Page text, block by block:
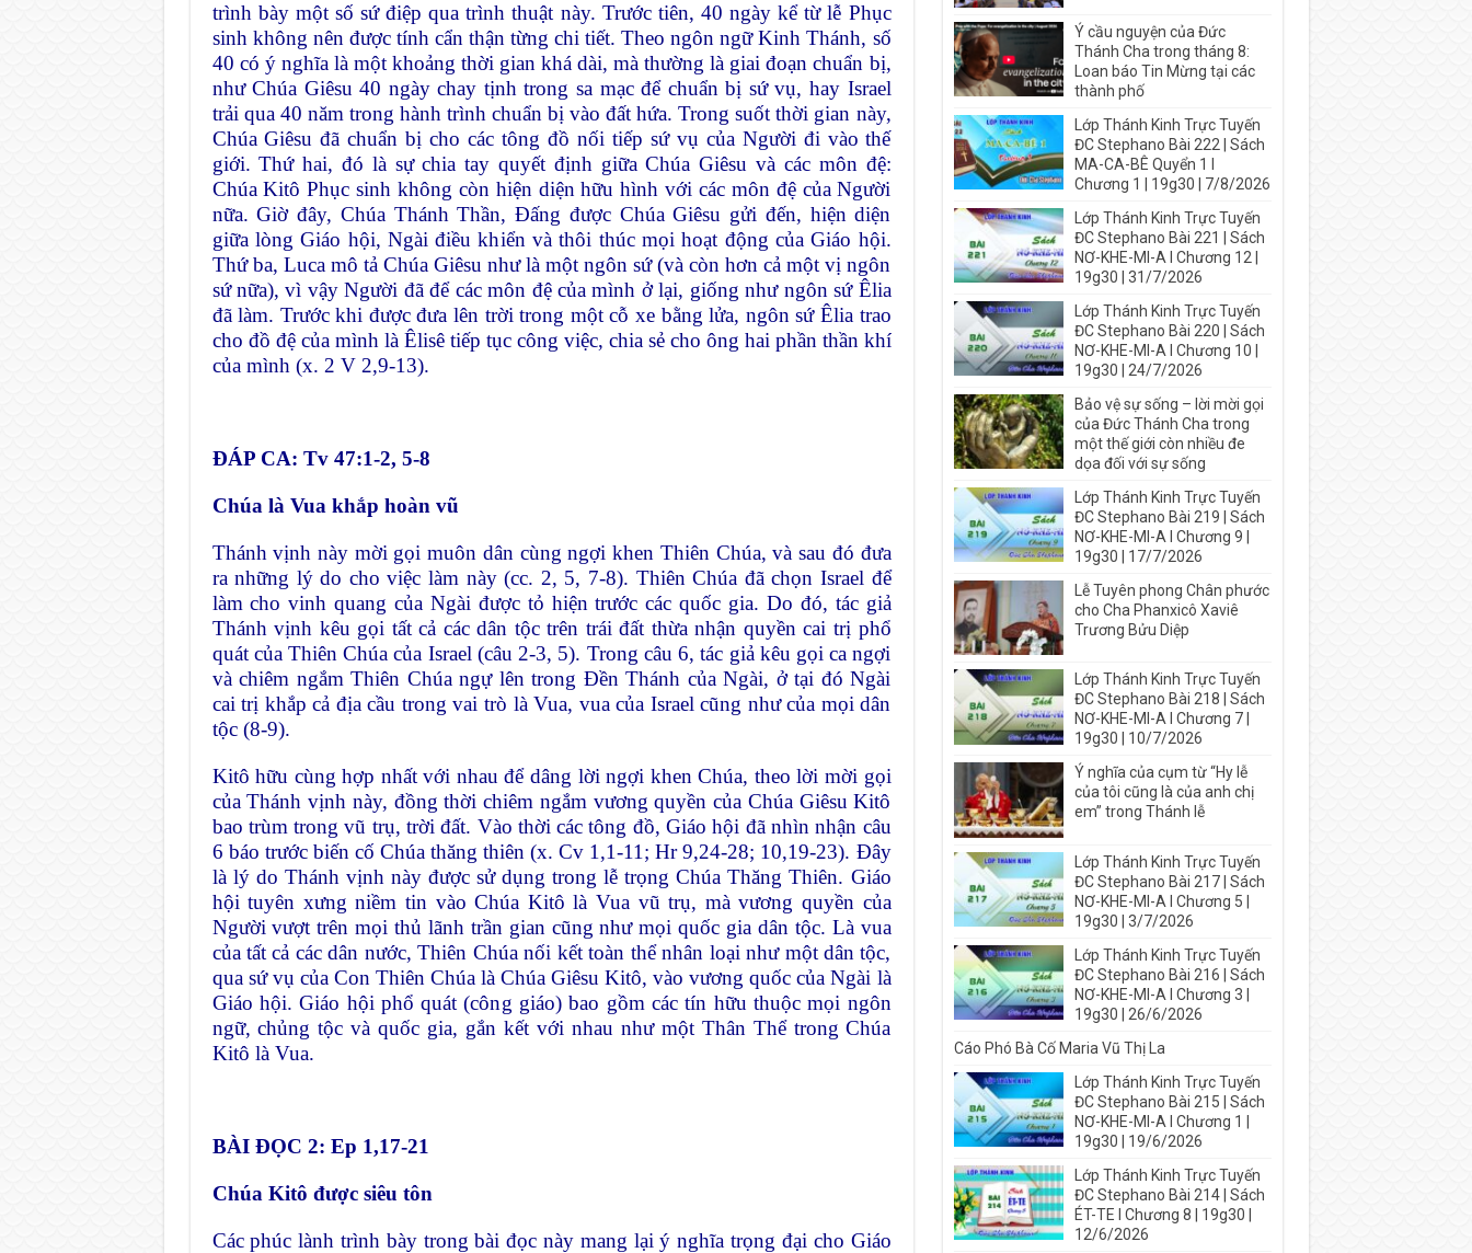
trình bày một số sứ điệp qua trình thuật này. Trước tiên, 40 ngày kể từ lễ Phục
sinh không nên được tính cẩn thận từng chi tiết. Theo ngôn ngữ Kinh Thánh, số
40 có ý nghĩa là một khoảng thời gian khá dài, mà thường là giai đoạn chuẩn bị,
như Chúa Giêsu 40 ngày chay tịnh trong sa mạc để chuẩn bị sứ vụ, hay Israel
trải qua 40 năm trong hành trình chuẩn bị vào đất hứa. Trong suốt thời gian này,
Chúa Giêsu đã chuẩn bị cho các tông đồ nối tiếp sứ vụ của Người đi vào thế
giới. Thứ hai, đó là sự chia tay quyết định giữa Chúa Giêsu và các môn đệ:
Chúa Kitô Phục sinh không còn hiện diện hữu hình với các môn đệ của Người
nữa. Giờ đây, Chúa Thánh Thần, Đấng được Chúa Giêsu gửi đến, hiện diện
giữa lòng Giáo hội, Ngài điều khiển và thôi thúc mọi hoạt động của Giáo hội.
Thứ ba, Luca mô tả Chúa Giêsu như là một ngôn sứ (và còn hơn cả một vị ngôn
sứ nữa), vì vậy Người đã để các môn đệ của mình ở lại, giống như ngôn sứ Êlia
đã làm. Trước khi được đưa lên trời trong một cỗ xe bằng lửa, ngôn sứ Êlia trao
cho đồ đệ của mình là Êlisê tiếp tục công việc, chia sẻ cho ông hai phần thần khí
của mình (x. 2 V 2,9-13).
ĐÁP CA: Tv 47:1-2, 5-8
Chúa là Vua khắp hoàn vũ
Thánh vịnh này mời gọi muôn dân cùng ngợi khen Thiên Chúa, và sau đó đưa
ra những lý do cho việc làm này (cc. 2, 5, 7-8). Thiên Chúa đã chọn Israel để
làm cho vinh quang của Ngài được tỏ hiện trước các quốc gia. Do đó, tác giả
Thánh vịnh kêu gọi tất cả các dân tộc trên trái đất thừa nhận quyền cai trị phổ
quát của Thiên Chúa của Israel (câu 2-3, 5). Trong câu 6, tác giả kêu gọi ca ngợi
và chiêm ngắm Thiên Chúa ngự lên trong Đền Thánh của Ngài, ở tại đó Ngài
cai trị khắp cả địa cầu trong vai trò là Vua, vua của Israel cũng như của mọi dân
tộc (8-9).
Kitô hữu cùng hợp nhất với nhau để dâng lời ngợi khen Chúa, theo lời mời gọi
của Thánh vịnh này, đồng thời chiêm ngắm vương quyền của Chúa Giêsu Kitô
bao trùm trong vũ trụ, trời đất. Vào thời các tông đồ, Giáo hội đã nhìn nhận câu
6 báo trước biến cố Chúa thăng thiên (x. Cv 1,1-11; Hr 9,24-28; 10,19-23). Đây
là lý do Thánh vịnh này được sử dụng trong lễ trọng Chúa Thăng Thiên. Giáo
hội tuyên xưng niềm tin vào Chúa Kitô là Vua vũ trụ, mà vương quyền của
Người vượt trên mọi thủ lãnh trần gian cũng như mọi quốc gia dân tộc. Là vua
của tất cả các dân nước, Thiên Chúa nối kết toàn thể nhân loại như một dân tộc,
qua sứ vụ của Con Thiên Chúa là Chúa Giêsu Kitô, vào vương quốc của Ngài là
Giáo hội. Giáo hội phổ quát (công giáo) bao gồm các tín hữu thuộc mọi ngôn
ngữ, chủng tộc và quốc gia, gắn kết với nhau như một Thân Thể trong Chúa
Kitô là Vua.
BÀI ĐỌC 2: Ep 1,17-21
Chúa Kitô được siêu tôn
Các phúc lành trình bày trong bài đọc này mang lại ý nghĩa trọng đại cho Giáo
Ý cầu nguyện của Đức
Thánh Cha trong tháng 8:
Loan báo Tin Mừng tại các
thành phố
Lớp Thánh Kinh Trực Tuyến
ĐC Stephano Bài 222 | Sách
MA-CA-BÊ Quyển 1 I
Chương 1 | 19g30 | 7/8/2026
Lớp Thánh Kinh Trực Tuyến
ĐC Stephano Bài 221 | Sách
NƠ-KHE-MI-A I Chương 12 |
19g30 | 31/7/2026
Lớp Thánh Kinh Trực Tuyến
ĐC Stephano Bài 220 | Sách
NƠ-KHE-MI-A I Chương 10 |
19g30 | 24/7/2026
Bảo vệ sự sống – lời mời gọi
của Đức Thánh Cha trong
một thế giới còn nhiều đe
dọa đối với sự sống
Lớp Thánh Kinh Trực Tuyến
ĐC Stephano Bài 219 | Sách
NƠ-KHE-MI-A I Chương 9 |
19g30 | 17/7/2026
Lễ Tuyên phong Chân phước
cho Cha Phanxicô Xaviê
Trương Bửu Diệp
Lớp Thánh Kinh Trực Tuyến
ĐC Stephano Bài 218 | Sách
NƠ-KHE-MI-A I Chương 7 |
19g30 | 10/7/2026
Ý nghĩa của cụm từ “Hy lễ
của tôi cũng là của anh chị
em” trong Thánh lễ
Lớp Thánh Kinh Trực Tuyến
ĐC Stephano Bài 217 | Sách
NƠ-KHE-MI-A I Chương 5 |
19g30 | 3/7/2026
Lớp Thánh Kinh Trực Tuyến
ĐC Stephano Bài 216 | Sách
NƠ-KHE-MI-A I Chương 3 |
19g30 | 26/6/2026
Cáo Phó Bà Cố Maria Vũ Thị La
Lớp Thánh Kinh Trực Tuyến
ĐC Stephano Bài 215 | Sách
NƠ-KHE-MI-A I Chương 1 |
19g30 | 19/6/2026
Lớp Thánh Kinh Trực Tuyến
ĐC Stephano Bài 214 | Sách
ÉT-TE I Chương 8 | 19g30 |
12/6/2026